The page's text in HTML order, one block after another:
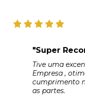
"Super
Tive uma
Empresa ,
cumprimento
as partes.